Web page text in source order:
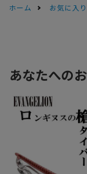
ホーム お気に入り